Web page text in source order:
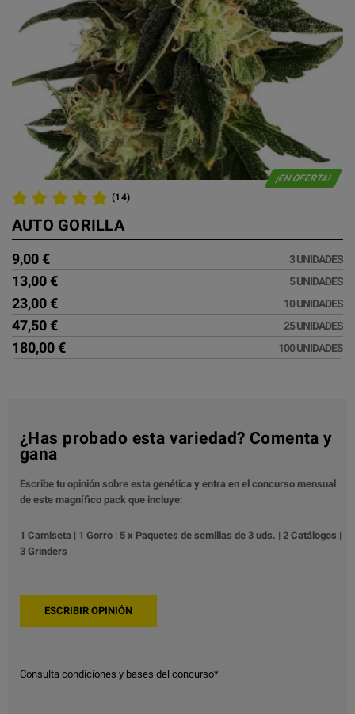
¡EN OFERTA!
(14)
AUTO GORILLA
9,00 € 3 UNIDADES
13,00 € 5 UNIDADES
23,00 € 10 UNIDADES
47,50 € 25 UNIDADES
180,00 € 100 UNIDADES
¿Has probado esta variedad? Comenta y
gana
Escribe tu opinión sobre esta genética y entra en el concurso mensual
de este magnífico pack que incluye:
1 Camiseta | 1 Gorro | 5 x Paquetes de semillas de 3 uds. | 2 Catálogos |
3 Grinders
Consulta condiciones y bases del concurso*